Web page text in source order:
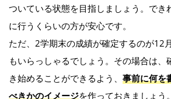
ついている状態を目指しましょう。でき
に行うくらいの方が安心です。
ただ、2学期末の成績が確定するのが12
もいらっしゃるでしょう。その場合は、
き始めることができるよう、 事前に何を
べきかのイメージを作っておきましょう